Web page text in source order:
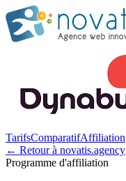
TarifsComparatifAffiliation
← Retour à novatis.agency
Programme d'affiliation